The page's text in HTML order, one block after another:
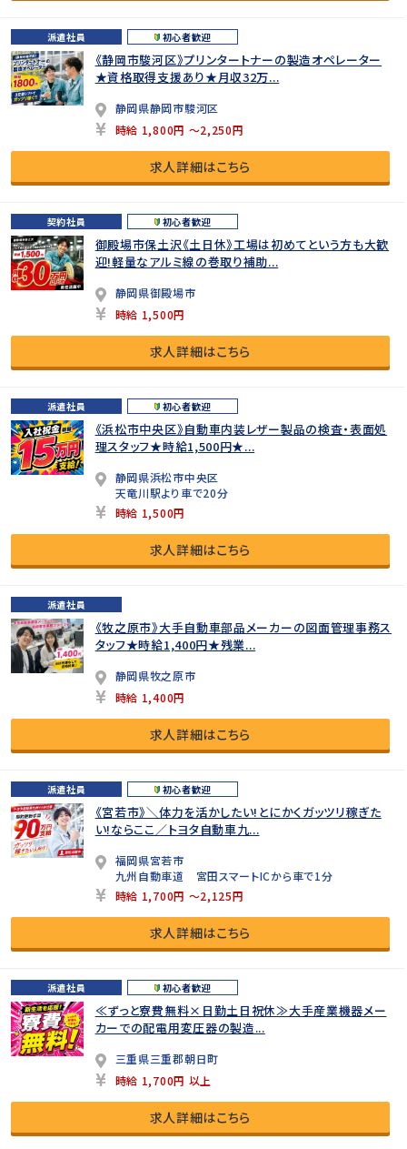
派遣社員 初心者歓迎
《静岡市駿河区》プリンタートナーの製造オペレーター
★資格取得支援あり★月収32万...
静岡県静岡市駿河区
時給 1,800円 ～2,250円
求人詳細はこちら
契約社員 初心者歓迎
御殿場市保土沢《土日休》工場は初めてという方も大歓
迎!軽量なアルミ線の巻取り補助...
静岡県御殿場市
時給 1,500円
求人詳細はこちら
派遣社員 初心者歓迎
《浜松市中央区》自動車内装レザー製品の検査・表面処
理スタッフ★時給1,500円★...
静岡県浜松市中央区
天竜川駅より車で20分
時給 1,500円
求人詳細はこちら
派遣社員
《牧之原市》大手自動車部品メーカーの図面管理事務ス
タッフ★時給1,400円★残業...
静岡県牧之原市
時給 1,400円
求人詳細はこちら
派遣社員 初心者歓迎
《宮若市》＼体力を活かしたい!とにかくガッツリ稼ぎた
い!ならここ／トヨタ自動車九...
福岡県宮若市
九州自動車道 宮田スマートICから車で1分
時給 1,700円 ～2,125円
求人詳細はこちら
派遣社員 初心者歓迎
≪ずっと寮費無料×日勤土日祝休≫大手産業機器メー
カーでの配電用変圧器の製造...
三重県三重郡朝日町
時給 1,700円 以上
求人詳細はこちら